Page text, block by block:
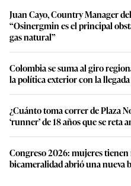
Juan Cayo, Country Manager
“Osinergmin es el principal
gas natural”
Colombia se suma al giro
la política exterior con la
¿Cuánto toma correr de Plaza
‘runner’ de 18 años que se reta
Congreso 2026: mujeres tienen
bicameralidad abrió una nueva